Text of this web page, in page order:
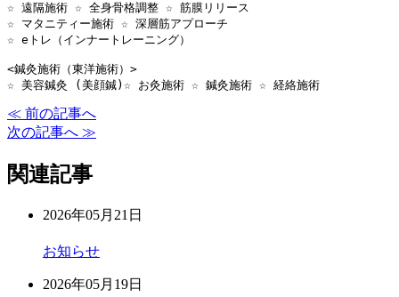
☆ 遠隔施術 ☆ 全身骨格調整 ☆ 筋膜リリース
☆ マタニティー施術 ☆ 深層筋アプローチ
☆ eトレ（インナートレーニング）
<鍼灸施術（東洋施術）>
☆ 美容鍼灸 (美顔鍼)☆ お灸施術 ☆ 鍼灸施術 ☆ 経絡施術
≪ 前の記事へ
次の記事へ ≫
関連記事
2026年05月21日
お知らせ
2026年05月19日